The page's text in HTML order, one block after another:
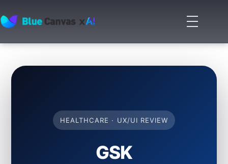
BLUECANVAS
메
뉴
기
HEALTHCARE · UX/UI REVIEW
GSK